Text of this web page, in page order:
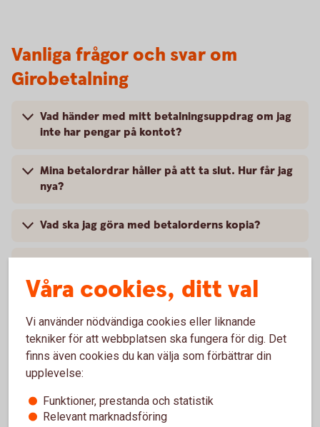
Vanliga frågor och svar om
Girobetalning
Vad händer med mitt betalningsuppdrag om jag
inte har pengar på kontot?
Mina betalordrar håller på att ta slut. Hur får jag
nya?
Vad ska jag göra med betalorderns kopia?
Jag har glömt att skriva under min betalorder.
Våra cookies, ditt val
Vi använder nödvändiga cookies eller liknande
tekniker för att webbplatsen ska fungera för dig. Det
finns även cookies du kan välja som förbättrar din
upplevelse:
Funktioner, prestanda och statistik
Relevant marknadsföring